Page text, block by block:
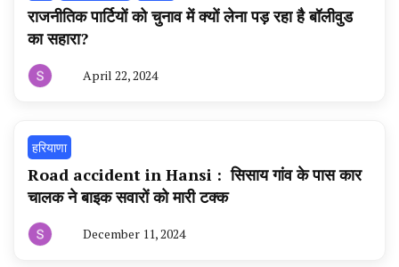
राजनीतिक पार्टियों को चुनाव में क्यों लेना पड़ रहा है बॉलीवुड
का सहारा?
April 22, 2024
हरियाणा
Road accident in Hansi : सिसाय गांव के पास कार
चालक ने बाइक सवारों को मारी टक्क
December 11, 2024